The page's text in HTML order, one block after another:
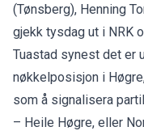
(Tønsberg), Henning
gjekk tysdag ut i NRK
Tuastad synest det er
nøkkelposisjon i
som å signalisera
– Heile Høgre, eller